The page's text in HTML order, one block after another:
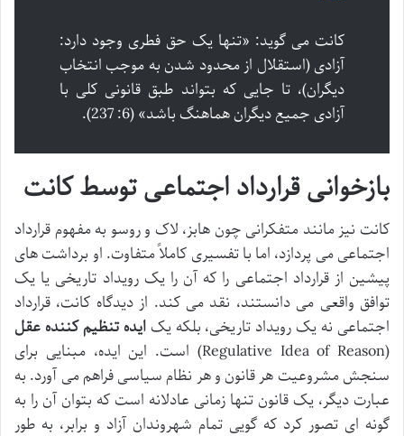
کانت می گوید: «تنها یک حق فطری وجود دارد:
آزادی (استقلال از محدود شدن به موجب انتخاب
دیگران)، تا جایی که بتواند طبق قانونی کلی با
آزادی جمیع دیگران هماهنگ باشد» (6: 237).
بازخوانی قرارداد اجتماعی توسط کانت
کانت نیز مانند متفکرانی چون هابز، لاک و روسو به مفهوم قرارداد
اجتماعی می پردازد، اما با تفسیری کاملاً متفاوت. او برداشت های
پیشین از قرارداد اجتماعی را که آن را یک رویداد تاریخی یا یک
توافق واقعی می دانستند، نقد می کند. از دیدگاه کانت، قرارداد
اجتماعی نه یک رویداد تاریخی، بلکه یکایده تنظیم کننده عقل
(Regulative Idea of Reason) است. این ایده، مبنایی برای
سنجش مشروعیت هر قانون و هر نظام سیاسی فراهم می آورد. به
عبارت دیگر، یک قانون تنها زمانی عادلانه است که بتوان آن را به
گونه ای تصور کرد که گویی تمام شهروندان آزاد و برابر، به طور